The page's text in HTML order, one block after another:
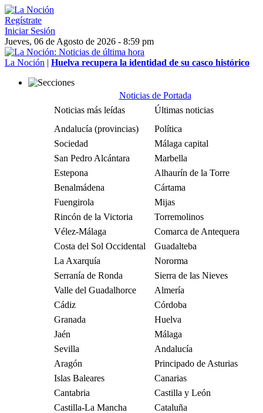
Regístrate
Iniciar Sesión
Jueves, 06 de Agosto de 2026 - 8:59 pm
La Noción | Huelva recupera la identidad de su casco histórico
Noticias de Portada
Noticias más leídas
Últimas noticias
Andalucía (provincias)
Política
Sociedad
Málaga capital
San Pedro Alcántara
Marbella
Estepona
Alhaurín de la Torre
Benalmádena
Cártama
Fuengirola
Mijas
Rincón de la Victoria
Torremolinos
Vélez-Málaga
Comarca de Antequera
Costa del Sol Occidental
Guadalteba
La Axarquía
Nororma
Serranía de Ronda
Sierra de las Nieves
Valle del Guadalhorce
Almería
Cádiz
Córdoba
Granada
Huelva
Jaén
Málaga
Sevilla
Andalucía
Aragón
Principado de Asturias
Islas Baleares
Canarias
Cantabria
Castilla y León
Castilla-La Mancha
Cataluña